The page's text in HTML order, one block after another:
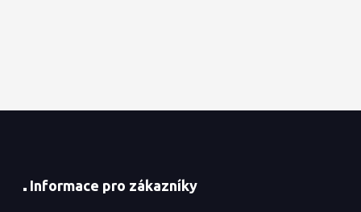
Informace pro zákazníky